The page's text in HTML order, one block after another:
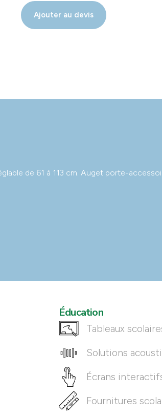
Ajouter au devis
de 61 à 113 cm. Auget porte-
Éducation
Tableaux
Solutions
Écrans
Fournitures